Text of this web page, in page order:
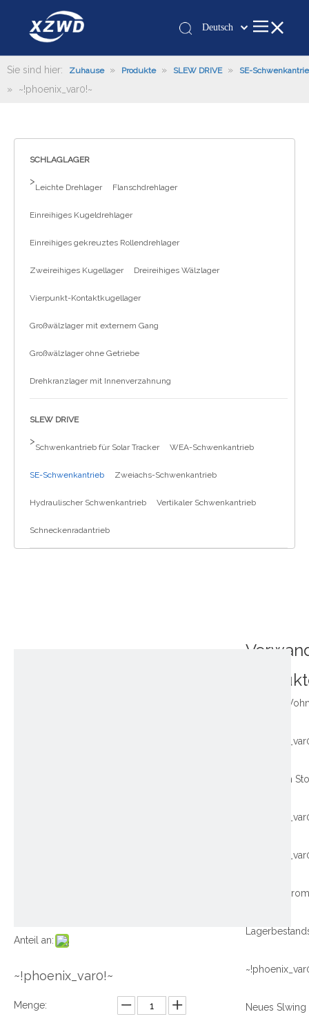
Deutsch
românesc
العربية
Sie sind hier: Zuhause » Produkte » SLEW DRIVE » SE-
» ~!phoenix_var0!~
SCHLAGLAGER
>
Leichte Drehlager Flanschdrehlager
Einreihiges Kugeldrehlager
Einreihiges gekreuztes Rollendrehlager
Zweireihiges Kugellager Dreireihiges Wälzlager
Vierpunkt-Kontaktkugellager
Großwälzlager mit externem Gang
Großwälzlager ohne Getriebe
Drehkranzlager mit Innenverzahnung
SLEW DRIVE
>
Schwenkantrieb für Solar Tracker WEA-Schwenkantrieb
SE-Schwenkantrieb Zweiachs-Schwenkantrieb
Hydraulischer Schwenkantrieb Vertikaler Schwenkantrieb
Schneckenradantrieb
Anteil an:
~!phoenix_var0!~
Menge: